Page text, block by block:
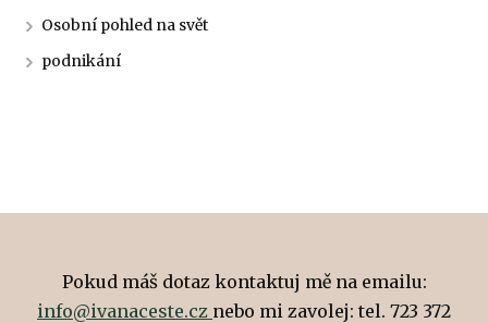
Osobní pohled na svět
podnikání
Pokud máš dotaz kontaktuj mě na emailu:
info@ivanaceste.cz nebo mi zavolej: tel. 723 372